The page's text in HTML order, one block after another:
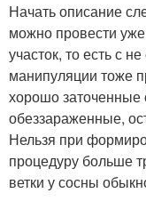
Начать описание
можно провести
участок, то есть с
манипуляции тоже
хорошо
обеззараженные,
Нельзя при
процедуру больше
ветки у сосны